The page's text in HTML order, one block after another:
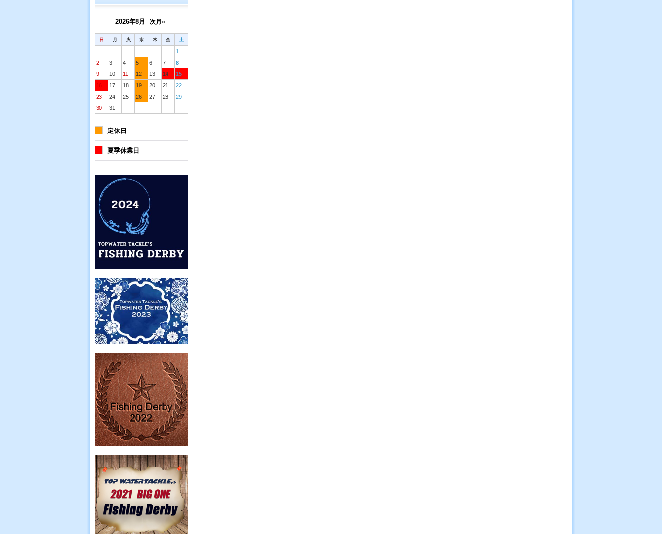
2026年8月 次月»
日 月 火 水 木 金 土
1
2
3 4 5 6 7
8
9
10 11 12 13 14
15
16
17 18 19 20 21
22
23
24 25 26 27 28
29
30
31
定休日
夏季休業日